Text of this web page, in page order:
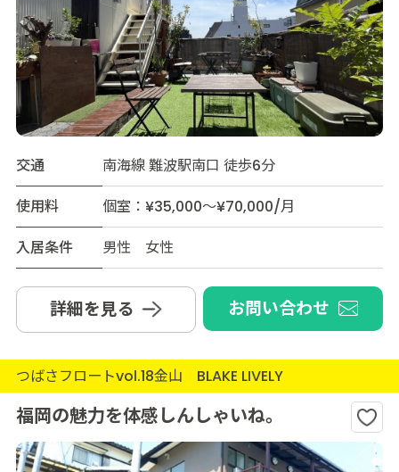
交通
南海線 難波駅南口 徒歩6分
使用料
個室：¥35,000～¥70,000/月
入居条件
男性 女性
詳細を見る お問い合わせ
つばさフロートvol.18金山 BLAKE LIVELY
福岡の魅力を体感しんしゃいね。